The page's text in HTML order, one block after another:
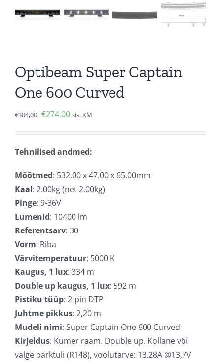
Optibeam Super Captain
One 600 Curved
€304,00 Algne
€304,00.
€274,00Current
€274,00.
sis. KM
Tehnilised andmed:
Mõõtmed: 532.00 x 47.00 x 65.00mm
Kaal: 2.00kg (net 2.00kg)
Pinge: 9-36V
Lumenid: 10400 lm
Referentsarv: 30
Vorm: Riba
Värvitemperatuur: 5000 K
Kaugus, 1 lux: 334 m
Double up kaugus, 1 lux: 592 m
Pistiku tüüp: 2-pin DTP
Juhtme pikkus: 2,20 m
Mudeli nimi: Super Captain One 600 Curved
Kirjeldus: Kumer raam. Double up. Kollane või
valge parktuli (R148), voolutarve: 13.28A @13,7V